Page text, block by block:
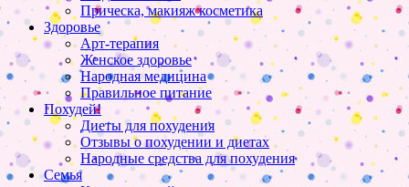
Прическа, макияж косметика
Здоровье
Арт-терапия
Женское здоровье
Народная медицина
Правильное питание
Похудей!
Диеты для похудения
Отзывы о похудении и диетах
Народные средства для похудения
Семья